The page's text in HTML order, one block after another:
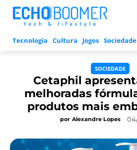
Tecnologia Cultura Jogos Sociedade
SOCIEDADE
Cetaphil
melhoradas
produtos mais
por Alexandre Lopes